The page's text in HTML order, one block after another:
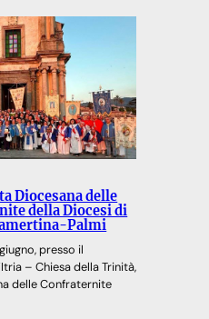
Diocesana delle
della Diocesi di
Palmi
presso il
– Chiesa della Trinità,
delle Confraternite